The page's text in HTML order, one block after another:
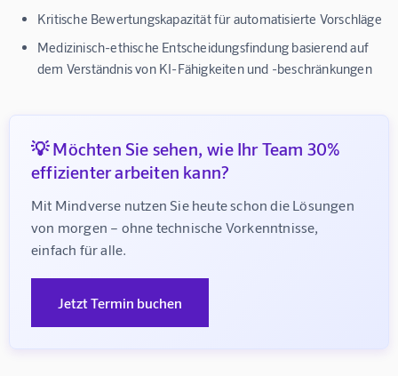
Kritische Bewertungskapazität für automatisierte Vorschläge
Medizinisch-ethische Entscheidungsfindung basierend auf
dem Verständnis von KI-Fähigkeiten und -beschränkungen
💡 Möchten Sie sehen, wie Ihr Team 30%
effizienter arbeiten kann?
Mit Mindverse nutzen Sie heute schon die Lösungen
von morgen – ohne technische Vorkenntnisse,
einfach für alle.
Jetzt Termin buchen